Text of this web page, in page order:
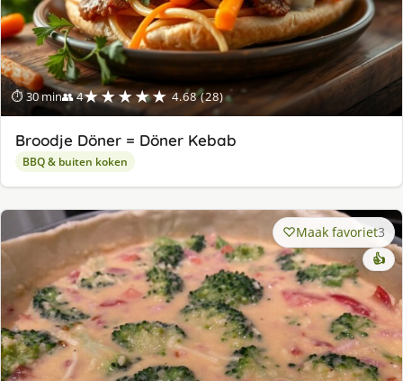
⏱ 30 min👥 4★★★★★ 4.68 (28)
Broodje Döner = Döner Kebab
BBQ & buiten koken
Maak favoriet3
👍